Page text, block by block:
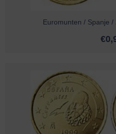
Euromunten / Spanje
€